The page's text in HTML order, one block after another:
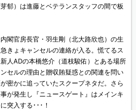
郁）は進藤とベテランスタッフの間で板
閣官房長官・羽生剛（北大路欣也）の生
きょキャンセルの連絡が入る。慌てるス
人ADの本橋悠介（道枝駿佑）とある場所
セルの理由と贈収賄疑惑との関連を問い
密かに追っていたスクープネタだ。さら
が発生し『ニュースゲート』はメインキ
突入する･･･！